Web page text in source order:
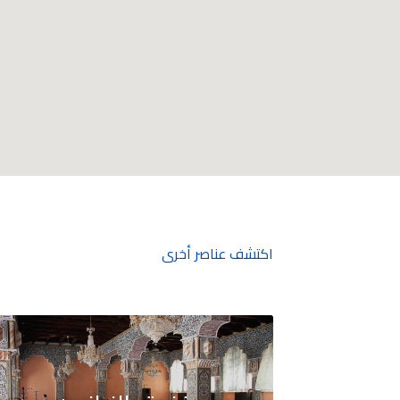
اكتشف عناصر أخرى